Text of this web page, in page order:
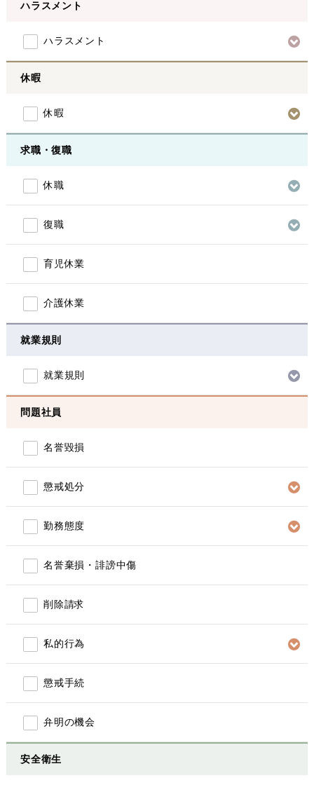
ハラスメント
ハラスメント
休暇
休暇
求職・復職
休職
復職
育児休業
介護休業
就業規則
就業規則
問題社員
名誉毀損
懲戒処分
勤務態度
名誉棄損・誹謗中傷
削除請求
私的行為
懲戒手続
弁明の機会
安全衛生